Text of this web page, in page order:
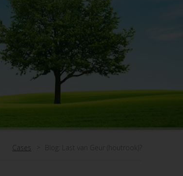
Cases Blog: Last van Geur (houtrook)?